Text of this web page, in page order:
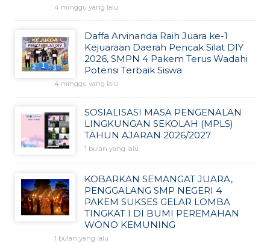
4 minggu yang lalu
Daffa Arvinanda Raih Juara ke-1
Kejuaraan Daerah Pencak Silat DIY
2026, SMPN 4 Pakem Terus Wadahi
Potensi Terbaik Siswa
4 minggu yang lalu
SOSIALISASI MASA PENGENALAN
LINGKUNGAN SEKOLAH (MPLS)
TAHUN AJARAN 2026/2027
1 bulan yang lalu
KOBARKAN SEMANGAT JUARA,
PENGGALANG SMP NEGERI 4
PAKEM SUKSES GELAR LOMBA
TINGKAT I DI BUMI PEREMAHAN
WONO KEMUNING
1 bulan yang lalu